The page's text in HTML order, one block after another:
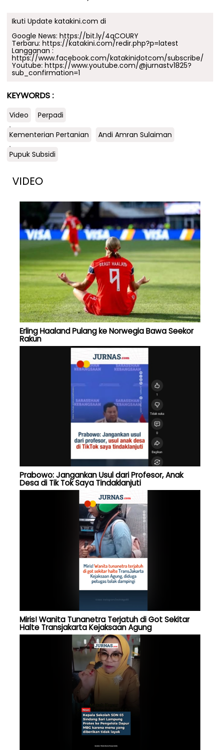
Ikuti Update katakini.com di
Google News: https://bit.ly/4qCOURY
Terbaru: https://katakini.com/redir.php?p=latest
Langganan :
https://www.facebook.com/katakinidotcom/subscribe/
Youtube: https://www.youtube.com/@jurnastv1825?
sub_confirmation=1
KEYWORDS :
Video
Perpadi
.
Kementerian Pertanian
Andi Amran Sulaiman
.
Pupuk Subsidi
VIDEO
Erling Haaland Pulang ke Norwegia Bawa Seekor
Rakun
Prabowo: Jangankan Usul dari Profesor, Anak
Desa di Tik Tok Saya Tindaklanjuti
Miris! Wanita Tunanetra Terjatuh di Got Sekitar
Halte Transjakarta Kejaksaan Agung